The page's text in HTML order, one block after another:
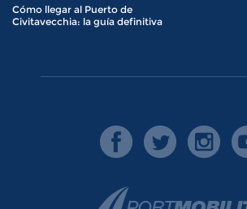
Cómo llegar al Puerto de
Civitavecchia: la guía definitiva